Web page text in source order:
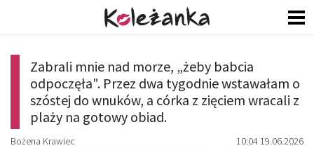
Zabrali mnie nad morze, „żeby babcia
odpoczęła". Przez dwa tygodnie wstawałam o
szóstej do wnuków, a córka z zięciem wracali z
plaży na gotowy obiad.
Bożena Krawiec 10:04 19.06.2026